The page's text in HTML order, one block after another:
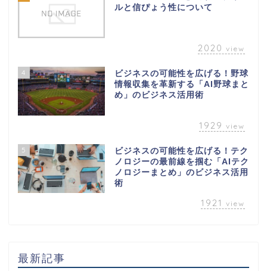
ルと信ぴょう性について
2020 view
4
ビジネスの可能性を広げる！野球
情報収集を革新する「AI野球まと
め」のビジネス活用術
1929 view
5
ビジネスの可能性を広げる！テク
ノロジーの最前線を掴む「AIテク
ノロジーまとめ」のビジネス活用
術
1921 view
最新記事